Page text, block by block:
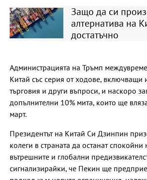
Защо да си
алтернатива на
достатъчно
Администрацията на Тръмп
Китай със серия от ходове, включващи
търговия и други въпроси, и наскоро
допълнителни 10% мита, които ще
март.
Президентът на Китай Си Дзинпин
колеги в страната да останат
вътрешните и глобални
сигнализирайки, че Пекин ще